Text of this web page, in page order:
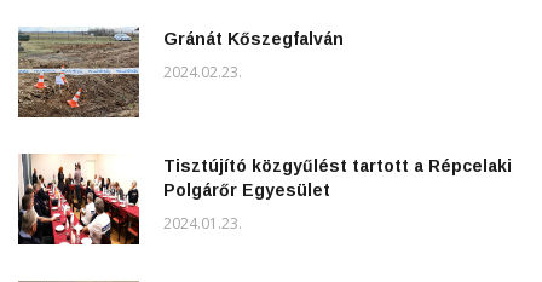
Gránát Kőszegfalván
2024.02.23.
Tisztújító közgyűlést tartott a Répcelaki
Polgárőr Egyesület
2024.01.23.